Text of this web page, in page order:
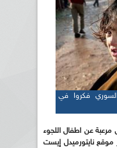
السوري فكروا في
عن اطفال اللجوء
نايتورميدل إيست